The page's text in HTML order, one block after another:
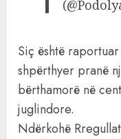
Siç është
shpërthyer pranë
bërthamorë në
juglindore.
Ndërkohë